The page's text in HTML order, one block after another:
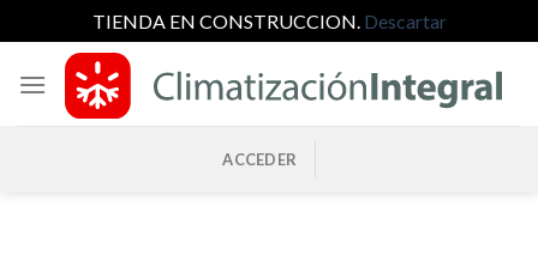
TIENDA EN CONSTRUCCION. Descartar
contenido
ACCEDER